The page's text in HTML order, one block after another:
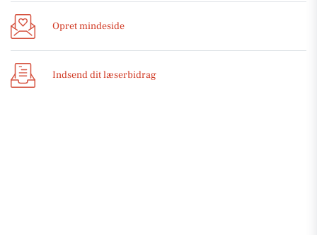
Opret mindeside
Indsend dit læserbidrag